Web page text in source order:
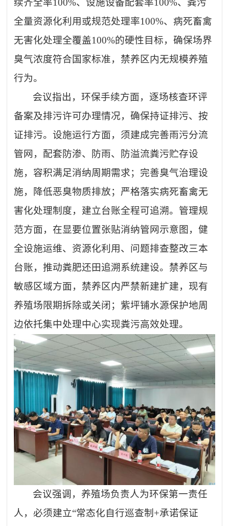
续齐全率100%、设施设备配套率100%、粪污
全量资源化利用或规范处理率100%、病死畜禽
无害化处理全覆盖100%的硬性目标，确保场界
臭气浓度符合国家标准，禁养区内无规模养殖
行为。
会议指出，环保手续方面，逐场核查环评
备案及排污许可办理情况，确保持证排污、按
证排污。设施运行方面，须建成完善雨污分流
管网，配套防渗、防雨、防溢流粪污贮存设
施，容积满足消纳周期需求；完善臭气治理设
施，降低恶臭物质排放；严格落实病死畜禽无
害化处理制度，建立台账全程可追溯。管理规
范方面，在显要位置张贴消纳管网示意图，健
全设施运维、资源化利用、问题排查整改三本
台账，推动粪肥还田追溯系统建设。禁养区与
敏感区域方面，禁养区内严禁新建扩建，现有
养殖场限期拆除或关闭；紫坪铺水源保护地周
边依托集中处理中心实现粪污高效处理。
会议强调，养殖场负责人为环保第一责任
人，必须建立“常态化自行巡查制+承诺保证